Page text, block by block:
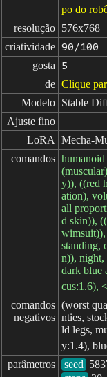
po do
resolução 576x768
criatividade 90/100
gosta 5
de Clique
Modelo Stable
Ajuste fino
LoRA
Mecha-
comandos
y)), ((red
ation),
all
d skin)),
wimsuit)),
standing,
n)), night,
dark blue
cus:1.6),
comandos
negativos
(worst
nties,
ld legs,
y:1.4),
parâmetros
seed